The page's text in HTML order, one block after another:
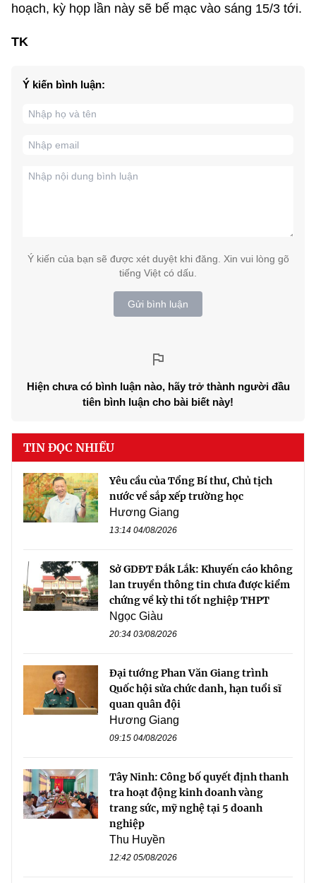
hoạch, kỳ họp lần này sẽ bế mạc vào sáng 15/3 tới.
TK
Ý kiến bình luận:
Ý kiến của bạn sẽ được xét duyệt khi đăng. Xin vui lòng gõ
tiếng Việt có dấu.
Gửi bình luận
Hiện chưa có bình luận nào, hãy trở thành người đầu
tiên bình luận cho bài biết này!
TIN ĐỌC NHIỀU
Yêu cầu của Tổng Bí thư, Chủ tịch
nước về sắp xếp trường học
Hương Giang
13:14 04/08/2026
Sở GDĐT Đắk Lắk: Khuyến cáo không
lan truyền thông tin chưa được kiểm
chứng về kỳ thi tốt nghiệp THPT
Ngọc Giàu
20:34 03/08/2026
Đại tướng Phan Văn Giang trình
Quốc hội sửa chức danh, hạn tuổi sĩ
quan quân đội
Hương Giang
09:15 04/08/2026
Tây Ninh: Công bố quyết định thanh
tra hoạt động kinh doanh vàng
trang sức, mỹ nghệ tại 5 doanh
nghiệp
Thu Huyền
12:42 05/08/2026